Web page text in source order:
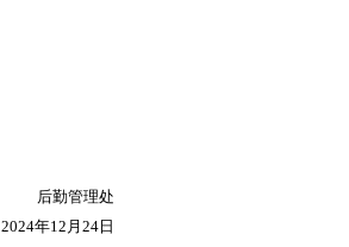
后勤管理处
2024年12 月 24日